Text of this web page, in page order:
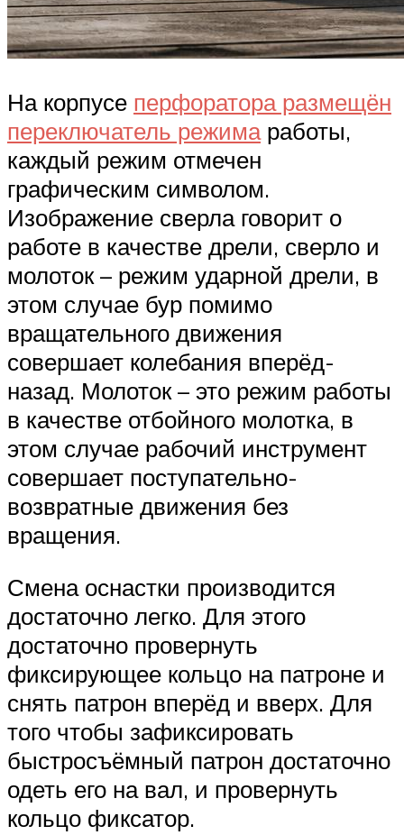
На корпусе перфоратора размещён
переключатель режимаработы,
каждый режим отмечен
графическим символом.
Изображение сверла говорит о
работе в качестве дрели, сверло и
молоток – режим ударной дрели, в
этом случае бур помимо
вращательного движения
совершает колебания вперёд-
назад. Молоток – это режим работы
в качестве отбойного молотка, в
этом случае рабочий инструмент
совершает поступательно-
возвратные движения без
вращения.
Смена оснастки производится
достаточно легко. Для этого
достаточно провернуть
фиксирующее кольцо на патроне и
снять патрон вперёд и вверх. Для
того чтобы зафиксировать
быстросъёмный патрон достаточно
одеть его на вал, и провернуть
кольцо фиксатор.